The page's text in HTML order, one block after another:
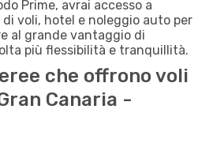
Prime, avrai accesso a
di voli, hotel e noleggio auto per
al grande vantaggio di
più flessibilità e tranquillità.
che offrono voli
Canaria -